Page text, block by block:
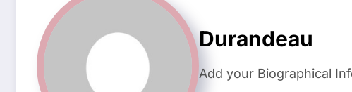
Durandeau
Add your Biographical